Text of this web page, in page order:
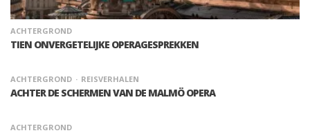
ACHTERGROND
TIEN ONVERGETELIJKE OPERAGESPREKKEN
ACHTERGROND REISVERHALEN
ACHTER DE SCHERMEN VAN DE MALMÖ OPERA
ACHTERGROND